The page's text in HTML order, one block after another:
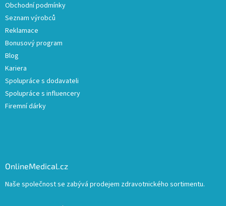
Obchodní podmínky
Seznam výrobců
Reklamace
Bonusový program
Blog
Kariera
Spolupráce s dodavateli
Spolupráce s influencery
Firemní dárky
OnlineMedical.cz
Naše společnost se zabývá prodejem zdravotnického sortimentu.